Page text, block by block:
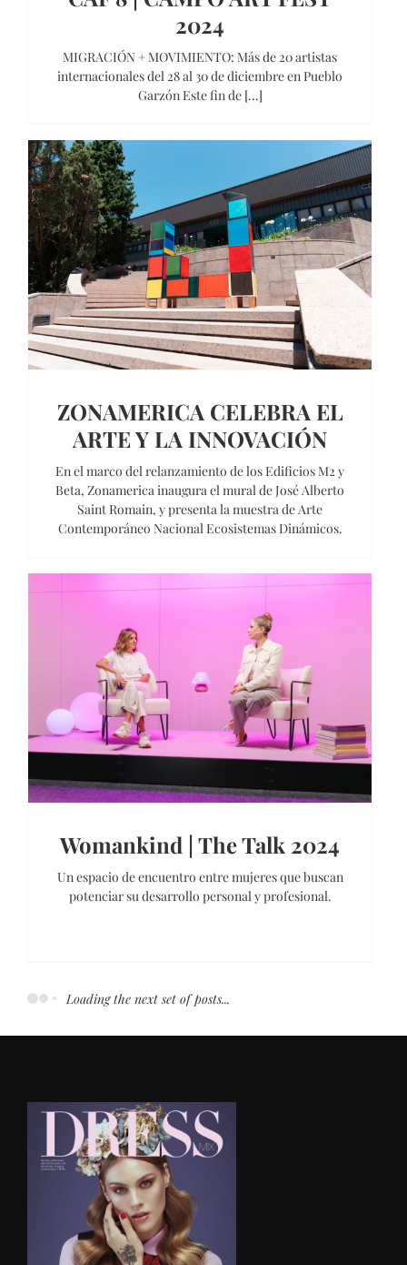
2024
MIGRACIÓN + MOVIMIENTO: Más de 20 artistas
internacionales del 28 al 30 de diciembre en Pueblo
Garzón Este fin de [...]
ZONAMERICA CELEBRA EL
ARTE Y LA INNOVACIÓN
En el marco del relanzamiento de los Edificios M2 y
Beta, Zonamerica inaugura el mural de José Alberto
Saint Romain, y presenta la muestra de Arte
Contemporáneo Nacional Ecosistemas Dinámicos.
Womankind | The Talk 2024
Un espacio de encuentro entre mujeres que buscan
potenciar su desarrollo personal y profesional.